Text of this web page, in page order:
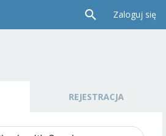
Zaloguj się
REJESTRACJA